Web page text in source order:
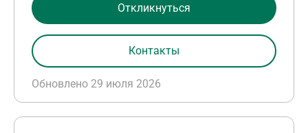
Обновлено 29 июля 2026
Откликнуться
Контакты